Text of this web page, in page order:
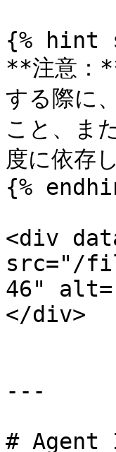
{% hint
**注意：
する際に
こと、ま
度に依存
{%
<div
src="/
46"
</div>
---
# Agent